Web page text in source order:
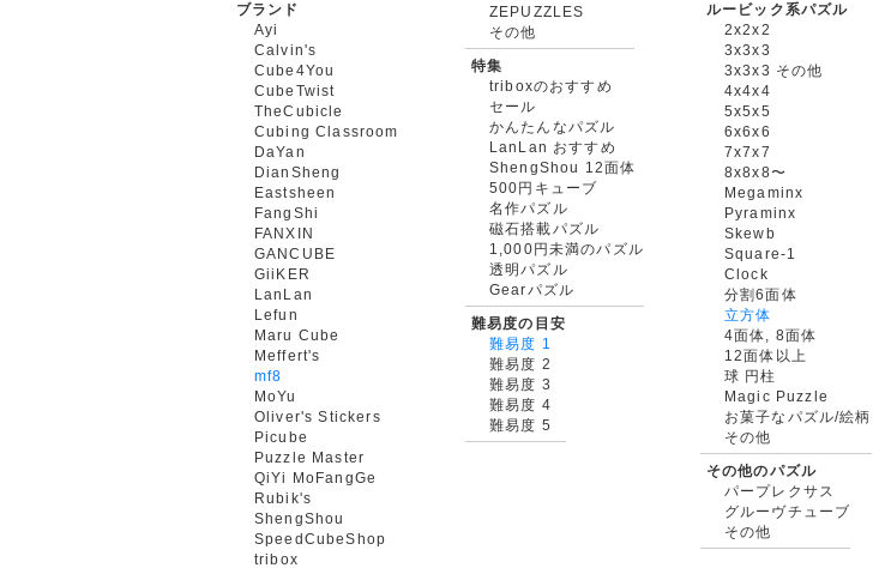
ブランド
Ayi
Calvin's
Cube4You
CubeTwist
TheCubicle
Cubing Classroom
DaYan
DianSheng
Eastsheen
FangShi
FANXIN
GANCUBE
GiiKER
LanLan
Lefun
Maru Cube
Meffert's
mf8
MoYu
Oliver's Stickers
Picube
Puzzle Master
QiYi MoFangGe
Rubik's
ShengShou
SpeedCubeShop
tribox
ZEPUZZLES
その他
特集
triboxのおすすめ
セール
かんたんなパズル
LanLan おすすめ
ShengShou 12面体
500円キューブ
名作パズル
磁石搭載パズル
1,000円未満のパズル
透明パズル
Gearパズル
難易度の目安
難易度 1
難易度 2
難易度 3
難易度 4
難易度 5
ルービック系パズル
2x2x2
3x3x3
3x3x3 その他
4x4x4
5x5x5
6x6x6
7x7x7
8x8x8〜
Megaminx
Pyraminx
Skewb
Square-1
Clock
分割6面体
立方体
4面体, 8面体
12面体以上
球 円柱
Magic Puzzle
お菓子なパズル/絵柄
その他
その他のパズル
パープレクサス
グルーヴチューブ
その他